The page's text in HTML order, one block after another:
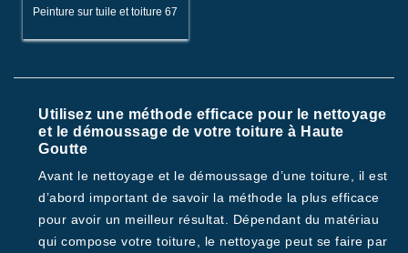
Peinture sur tuile et toiture 67
Utilisez une méthode efficace pour le nettoyage
et le démoussage de votre toiture à Haute
Goutte
Avant le nettoyage et le démoussage d’une toiture, il est
d’abord important de savoir la méthode la plus efficace
pour avoir un meilleur résultat. Dépendant du matériau
qui compose votre toiture, le nettoyage peut se faire par